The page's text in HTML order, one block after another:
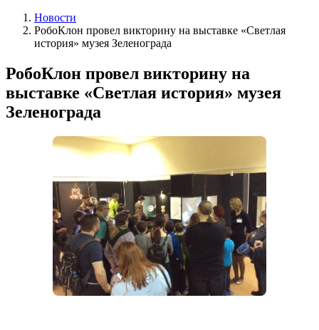
Новости
РобоКлон провел викторину на выставке «Светлая
история» музея Зеленограда
РобоКлон провел викторину на
выставке «Светлая история» музея
Зеленограда